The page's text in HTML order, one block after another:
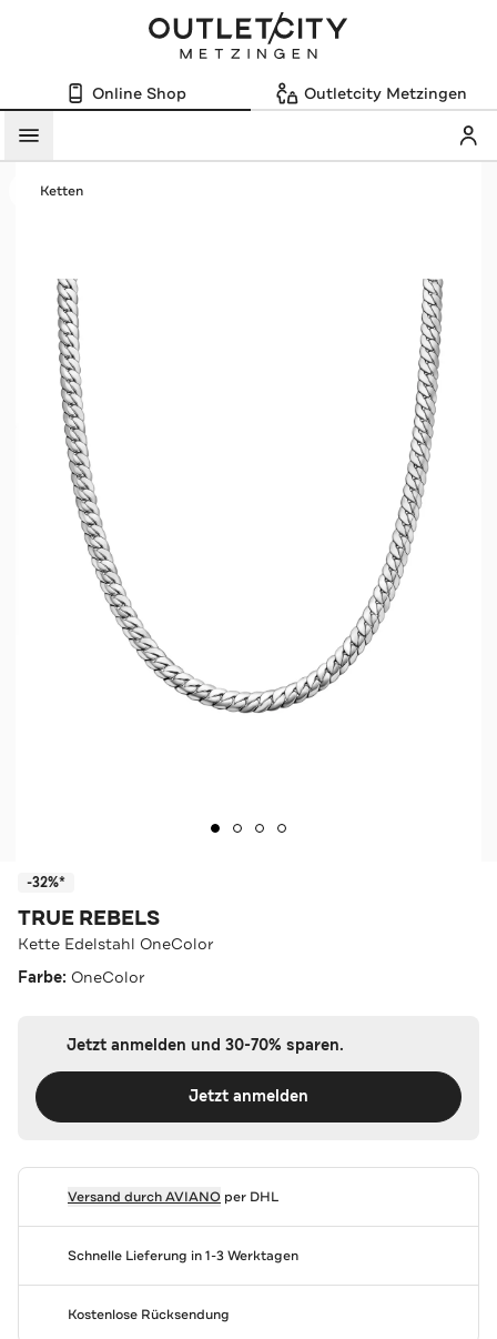
Online Shop Outletcity Metzingen
Menü
Ketten
-32%*
TRUE REBELS
Kette Edelstahl OneColor
Farbe: OneColor
Jetzt anmelden und 30-70% sparen.
Jetzt anmelden
Versand durchAVIANOper DHL
Schnelle Lieferung in 1-3 Werktagen
Kostenlose Rücksendung